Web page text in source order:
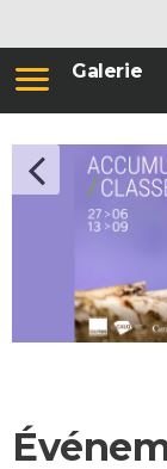
Galerie